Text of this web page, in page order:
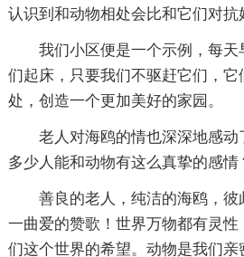
认识到和动物相处会比和它们对抗
我们小区便是一个示例，每
们起床，只要我们不驱赶它们，它
处，创造一个更加美好的家园。
老人对海鸥的情也深深地感
多少人能和动物有这么真挚的感情
善良的老人，纯洁的海鸥，彼
一曲爱的赞歌！世界万物都有灵
们这个世界的希望。动物是我们